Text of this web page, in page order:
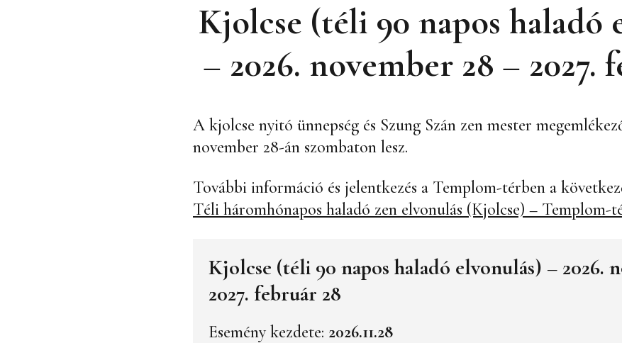
Kjolcse (téli 90 napos haladó
– 2026. november 28 – 2027.
A kjolcse nyitó ünnepség és Szung Szán zen mester
november 28-án szombaton lesz.
További információ és jelentkezés a Templom-térben a
Téli háromhónapos haladó zen elvonulás (Kjolcse) – Templom-
Kjolcse (téli 90 napos haladó elvonulás) – 2026.
2027. február 28
Esemény kezdete: 2026.11.28